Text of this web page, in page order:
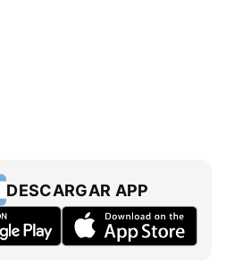
DESCARGAR APP